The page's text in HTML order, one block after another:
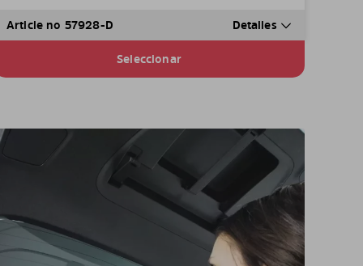
Article no 57928-D Detalles
Seleccionar